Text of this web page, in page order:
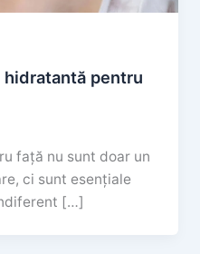
hidratantă pentru
față nu sunt doar un
ci sunt esențiale
[…]